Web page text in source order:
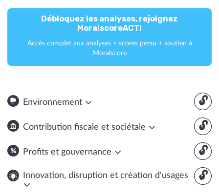
Débloquez les analyses, rejoignez
MoralscoreACT!
Accès complet aux analyses + scores perso + soutien à
Moralscore
🔓
Environnement
🔓
Contribution fiscale et sociétale
🔓
Profits et gouvernance
🔓
Innovation, disruption et création d'usages